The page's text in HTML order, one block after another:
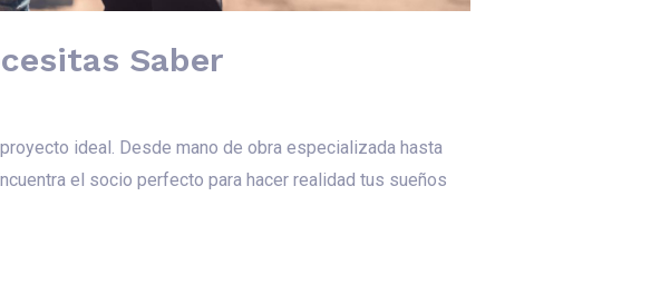
Saber
ideal. Desde mano de obra especializada hasta
el socio perfecto para hacer realidad tus sueños